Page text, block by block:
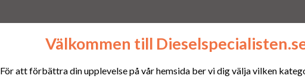
Välkommen till
För att förbättra din upplevelse på vår hemsida ber vi dig välja vilken